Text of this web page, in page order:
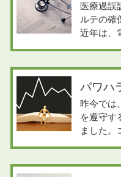
医療過誤
ルテの確
近年は、
パワハ
昨今では
を遵守す
ました